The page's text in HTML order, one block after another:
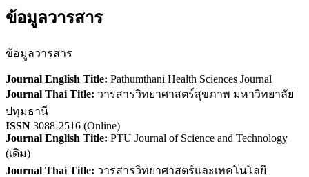
ข้อมูลวารสาร
ข้อมูลวารสาร
Journal English Title: Pathumthani Health Sciences Journal
Journal Thai Title: วารสารวิทยาศาสตร์สุขภาพ มหาวิทยาลัย
ปทุมธานี
ISSN 3088-2516 (Online)
Journal English Title: PTU Journal of Science and Technology
(เดิม)
Journal Thai Title: วารสารวิทยาศาสตร์และเทคโนโลยี